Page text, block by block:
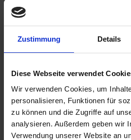
Zustimmung Details
Diese Webseite verwendet
Wir verwenden Cookies, um
personalisieren, Funktionen für
zu können und die Zugriffe auf
analysieren. Außerdem geben wir
Verwendung unserer Website an
790,00 €
inkl. ges. USt.,zzgl. Versandkosten
Sofort versandfertig, Lieferzeit ca.
Deutschlands